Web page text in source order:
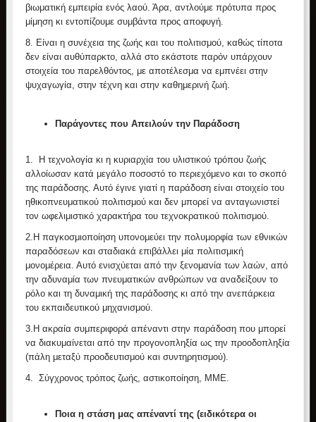
βιωματική εμπειρία ενός λαού. Άρα, αντλούμε πρότυπα προς
μίμηση κι εντοπίζουμε συμβάντα προς αποφυγή.
8. Είναι η συνέχεια της ζωής και του πολιτισμού, καθώς τίποτα
δεν είναι αυθύπαρκτο, αλλά στο εκάστοτε παρόν υπάρχουν
στοιχεία του παρελθόντος, με αποτέλεσμα να εμπνέει στην
ψυχαγωγία, στην τέχνη και στην καθημερινή ζωή.
Παράγοντες που Απειλούν την Παράδοση
1.
Η τεχνολογία κι η κυριαρχία του υλιστικού τρόπου ζωής
αλλοίωσαν κατά μεγάλο ποσοστό το περιεχόμενο και το σκοπό
της παράδοσης. Αυτό έγινε γιατί η παράδοση είναι στοιχείο του
ηθικοπνευματικού πολιτισμού και δεν μπορεί να ανταγωνιστεί
τον ωφελιμιστικό χαρακτήρα του τεχνοκρατικού πολιτισμού.
2. Η παγκοσμιοποίηση υπονομεύει την πολυμορφία των εθνικών
παραδόσεων και σταδιακά επιβάλλει μία πολιτισμική
μονομέρεια. Αυτό ενισχύεται από την ξενομανία των λαών, από
την αδυναμία των πνευματικών ανθρώπων να αναδείξουν το
ρόλο και τη δυναμική της παράδοσης κι από την ανεπάρκεια
του εκπαιδευτικού μηχανισμού.
3. Η ακραία συμπεριφορά απέναντι στην παράδοση που μπορεί
να διακυμαίνεται από την προγονοπληξία ως την προοδοπληξία
(πάλη μεταξύ προοδευτισμού και συντηρητισμού).
4. Σύγχρονος τρόπος ζωής, αστικοποίηση, ΜΜΕ.
Ποια η στάση μας απέναντί της (ειδικότερα οι